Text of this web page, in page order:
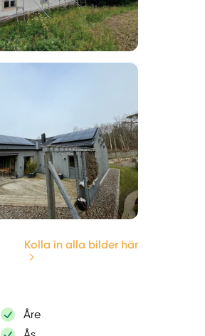
Kolla in alla bilder här
Åre